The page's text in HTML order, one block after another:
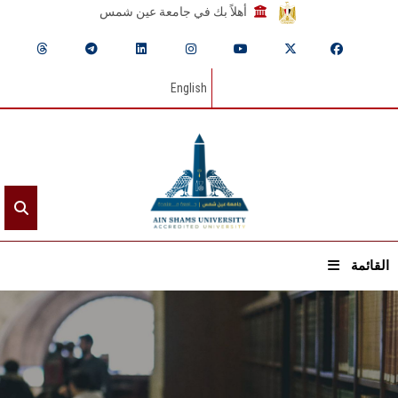
أهلاً بك في جامعة عين شمس
English
القائمة
الرئيسيـة
عن الجامعة